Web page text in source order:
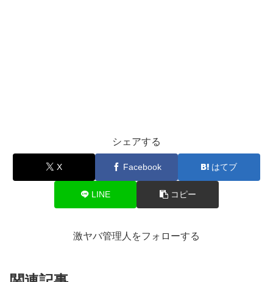
シェアする
X Facebook はてブ
LINE コピー
激ヤバ管理人をフォローする